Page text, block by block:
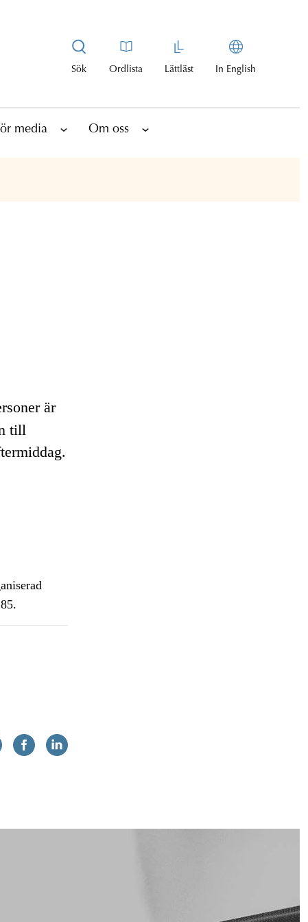
Sök Ordlista Lättläst In English
media Om oss
är
till